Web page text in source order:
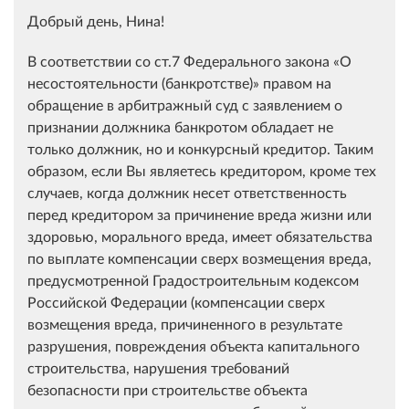
Добрый день, Нина!
В соответствии со ст.7 Федерального закона «О
несостоятельности (банкротстве)» правом на
обращение в арбитражный суд с заявлением о
признании должника банкротом обладает не
только должник, но и конкурсный кредитор. Таким
образом, если Вы являетесь кредитором, кроме тех
случаев, когда должник несет ответственность
перед кредитором за причинение вреда жизни или
здоровью, морального вреда, имеет обязательства
по выплате компенсации сверх возмещения вреда,
предусмотренной Градостроительным кодексом
Российской Федерации (компенсации сверх
возмещения вреда, причиненного в результате
разрушения, повреждения объекта капитального
строительства, нарушения требований
безопасности при строительстве объекта